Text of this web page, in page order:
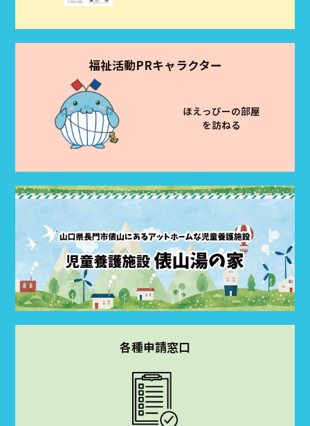
福祉活動PRキャラクター
ほえっぴーの部屋
を訪ねる
各種申請窓口